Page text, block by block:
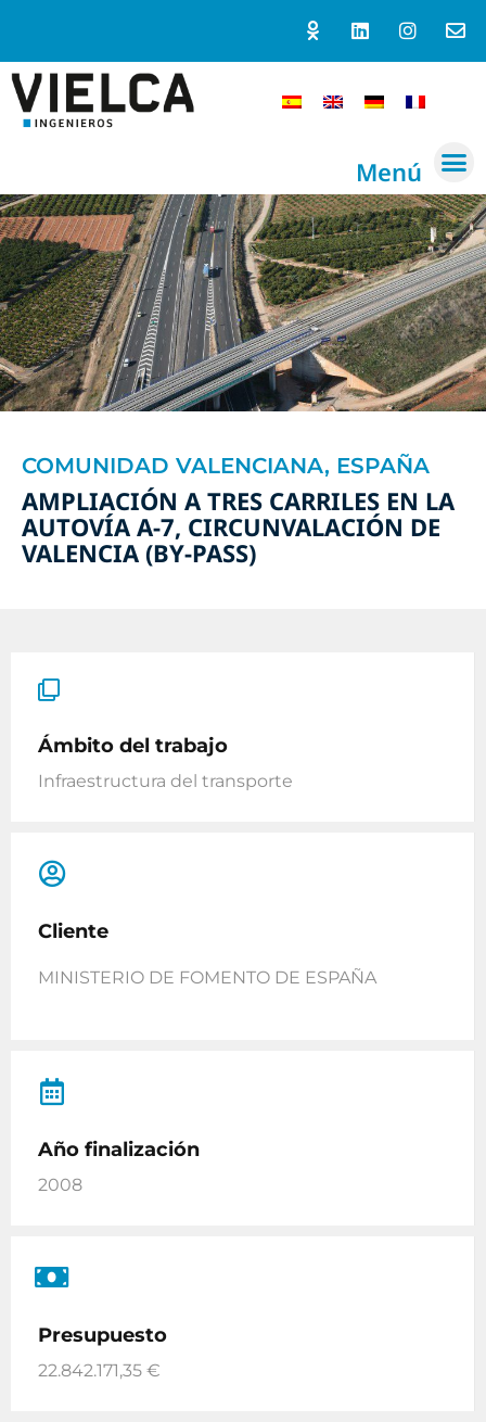
Menú
COMUNIDAD VALENCIANA, ESPAÑA
AMPLIACIÓN A TRES CARRILES EN LA
AUTOVÍA A-7, CIRCUNVALACIÓN DE
VALENCIA (BY-PASS)
Ámbito del trabajo
Infraestructura del transporte
Cliente
MINISTERIO DE FOMENTO DE ESPAÑA
Año finalización
2008
Presupuesto
22.842.171,35 €